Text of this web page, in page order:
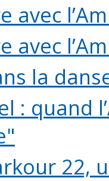
avec
avec
la
: quand
22,